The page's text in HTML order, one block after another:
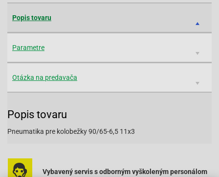
Popis tovaru
Parametre
Otázka na predavača
Popis tovaru
Pneumatika pre kolobežky 90/65-6,5 11x3
Vybavený servis s odborným vyškoleným personálom